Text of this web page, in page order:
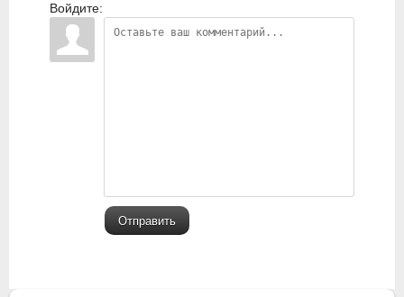
Войдите:
Отправить